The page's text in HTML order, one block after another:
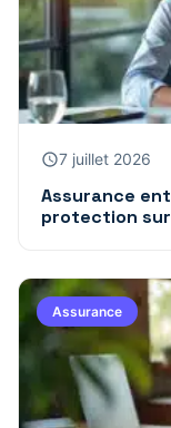
7 juillet 2026
Assurance
protection
Assurance